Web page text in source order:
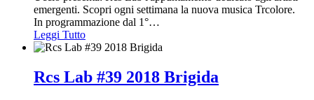
emergenti. Scopri ogni settimana la nuova musica Trcolore.
In programmazione dal 1°…
Leggi Tutto
Rcs Lab #39 2018 Brigida